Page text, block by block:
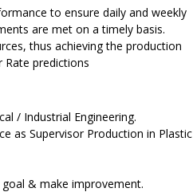
to ensure daily and weekly
are met on a timely basis.
thus achieving the production
predictions
/ Industrial Engineering.
as Supervisor Production in Plastic
& make improvement.